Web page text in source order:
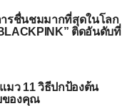
ารชื่นชมมากที่สุดในโลก
ติดอันดับที่
ว 11 วิธีปกป้องต้น
ของคุณ